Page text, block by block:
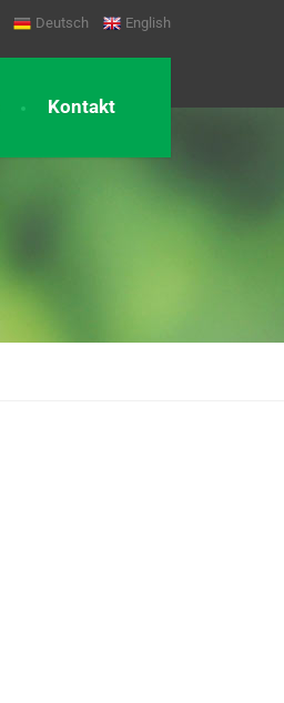
Deutsch English
Kontakt